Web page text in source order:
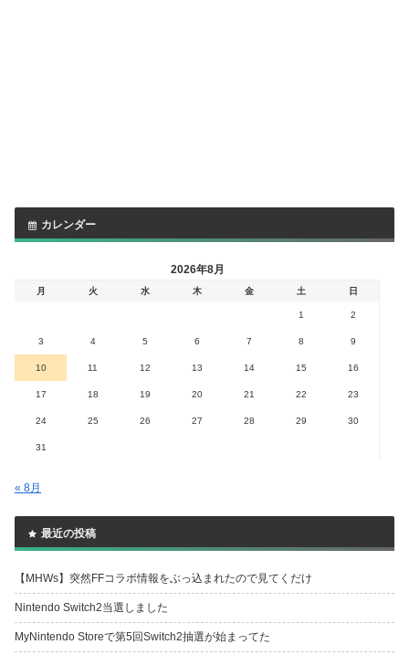
カレンダー
2026年8月
月 火 水 木 金 土 日
1 2
3 4 5 6 7 8 9
10 11 12 13 14 15 16
17 18 19 20 21 22 23
24 25 26 27 28 29 30
31
« 8月
最近の投稿
【MHWs】突然FFコラボ情報をぶっ込まれたので見てくだけ
Nintendo Switch2当選しました
MyNintendo Storeで第5回Switch2抽選が始まってた